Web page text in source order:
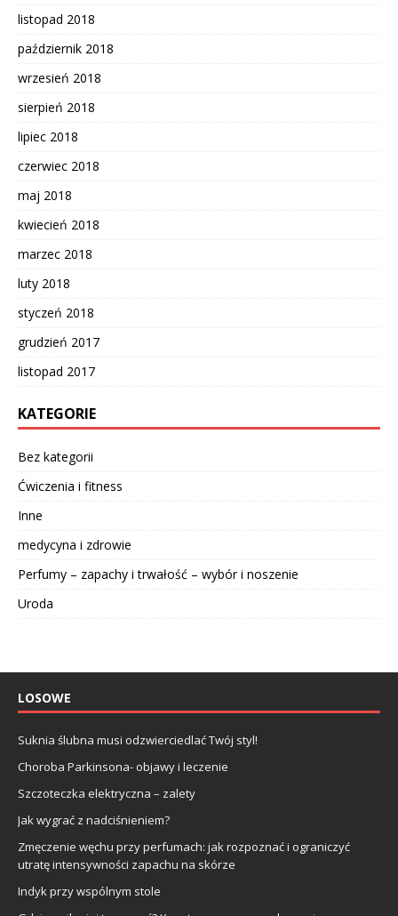
listopad 2018
październik 2018
wrzesień 2018
sierpień 2018
lipiec 2018
czerwiec 2018
maj 2018
kwiecień 2018
marzec 2018
luty 2018
styczeń 2018
grudzień 2017
listopad 2017
KATEGORIE
Bez kategorii
Ćwiczenia i fitness
Inne
medycyna i zdrowie
Perfumy – zapachy i trwałość – wybór i noszenie
Uroda
LOSOWE
Suknia ślubna musi odzwierciedlać Twój styl!
Choroba Parkinsona- objawy i leczenie
Szczoteczka elektryczna – zalety
Jak wygrać z nadciśnieniem?
Zmęczenie węchu przy perfumach: jak rozpoznać i ograniczyć
utratę intensywności zapachu na skórze
Indyk przy wspólnym stole